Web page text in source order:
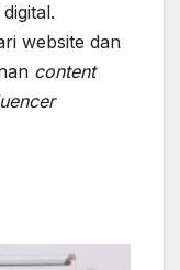
website dan
content